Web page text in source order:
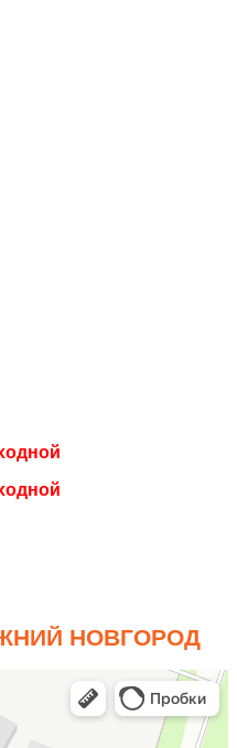
НОВГОРОД